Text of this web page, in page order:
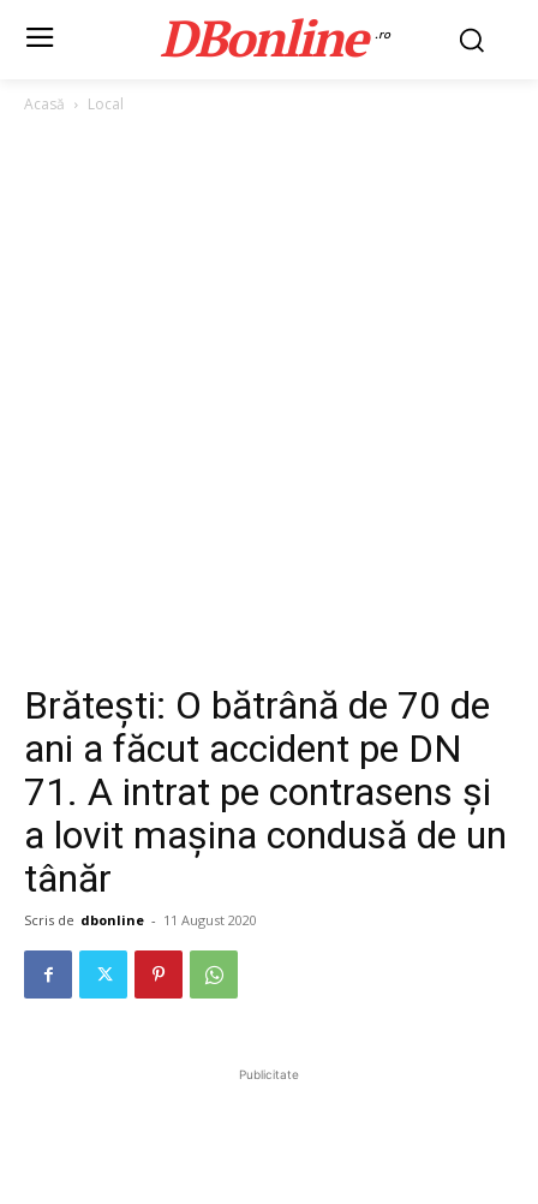
DBonline .ro
Acasă Local
Brătești: O bătrână de 70 de
ani a făcut accident pe DN
71. A intrat pe contrasens și
a lovit mașina condusă de un
tânăr
Scris de dbonline - 11 August 2020
Publicitate